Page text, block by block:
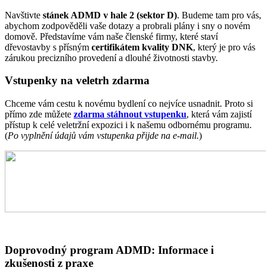
Navštivte stánek ADMD v hale 2 (sektor D). Budeme tam pro vás,
abychom zodpověděli vaše dotazy a probrali plány i sny o novém
domově. Představíme vám naše členské firmy, které staví
dřevostavby s přísným certifikátem kvality DNK, který je pro vás
zárukou precizního provedení a dlouhé životnosti stavby.
Vstupenky na veletrh zdarma
Chceme vám cestu k novému bydlení co nejvíce usnadnit. Proto si
přímo zde můžete zdarma stáhnout vstupenku, která vám zajistí
přístup k celé veletržní expozici i k našemu odbornému programu.
(Po vyplnění údajů vám vstupenka přijde na e-mail.)
Doprovodný program ADMD: Informace i
zkušenosti z praxe